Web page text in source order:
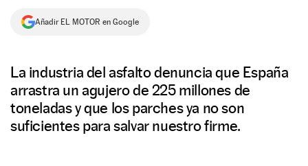
Añadir EL MOTOR en Google
La industria del asfalto denuncia que España
arrastra un agujero de 225 millones de
toneladas y que los parches ya no son
suficientes para salvar nuestro firme.